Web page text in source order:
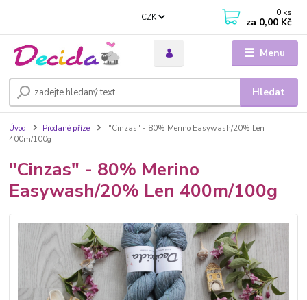
Menu
CZK
Hledat
0 ks
za 0,00 Kč
Úvod Prodané příze
"Cinzas" - 80% Merino Easywash/20% Len
400m/100g
"Cinzas" - 80% Merino
Easywash/20% Len 400m/100g